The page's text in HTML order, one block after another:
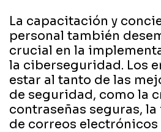
La capacitación y
personal también
crucial en la
la ciberseguridad. Los
estar al tanto de las
de seguridad, como la
contraseñas seguras,
de correos